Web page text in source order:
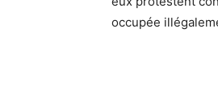
occupée